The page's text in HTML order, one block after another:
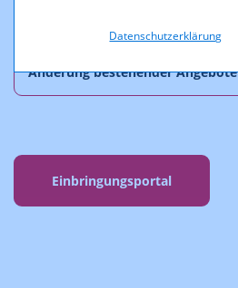
Datenschutzerklärung
Änderung bestehender Angebote
Einbringungsportal